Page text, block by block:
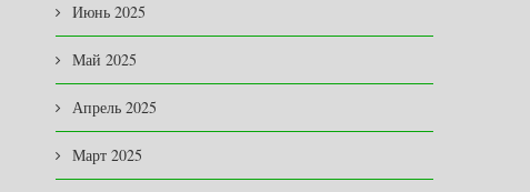
Июнь 2025
Май 2025
Апрель 2025
Март 2025